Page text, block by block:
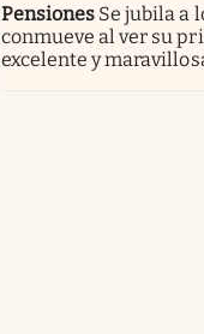
Pensiones Se jubila a
conmueve al ver su
excelente y